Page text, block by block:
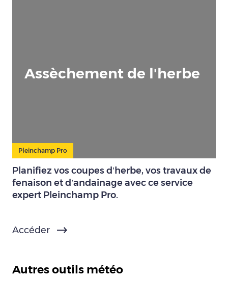
Assèchement de l'herbe
Pleinchamp Pro
Planifiez vos coupes d’herbe, vos travaux de
fenaison et d’andainage avec ce service
expert Pleinchamp Pro.
Accéder
Autres outils météo